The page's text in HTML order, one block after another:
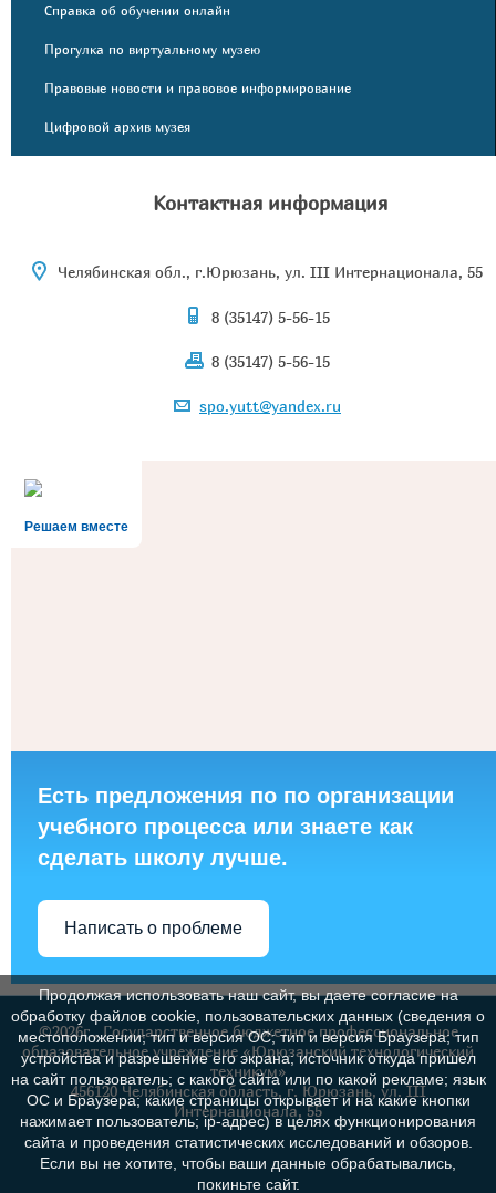
Справка об обучении онлайн
Прогулка по виртуальному музею
Правовые новости и правовое информирование
Цифровой архив музея
Контактная информация
Челябинская обл., г.Юрюзань, ул. III Интернационала, 55
8 (35147) 5-56-15
8 (35147) 5-56-15
spo.yutt@yandex.ru
Решаем вместе
Есть предложения по по организации
учебного процесса или знаете как
сделать школу лучше.
Написать о проблеме
©2026г., Государственное бюджетное профессиональное
образовательное учреждение «Юрюзанский технологический
техникум»
456120 Челябинская область, г. Юрюзань, ул. III
Интернационала, 55
Продолжая использовать наш сайт, вы даете согласие на
обработку файлов cookie, пользовательских данных (сведения о
местоположении; тип и версия ОС; тип и версия Браузера; тип
устройства и разрешение его экрана; источник откуда пришел
на сайт пользователь; с какого сайта или по какой рекламе; язык
ОС и Браузера; какие страницы открывает и на какие кнопки
нажимает пользователь; ip-адрес) в целях функционирования
сайта и проведения статистических исследований и обзоров.
Если вы не хотите, чтобы ваши данные обрабатывались,
покиньте сайт.